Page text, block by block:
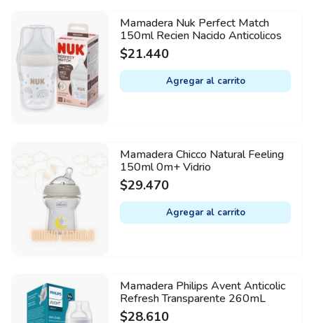
Mamadera Nuk Perfect Match
150ml Recien Nacido Anticolicos
$21.440
Agregar al carrito
Mamadera Chicco Natural Feeling
150ml 0m+ Vidrio
$29.470
Agregar al carrito
Mamadera Philips Avent Anticolic
Refresh Transparente 260mL
$28.610